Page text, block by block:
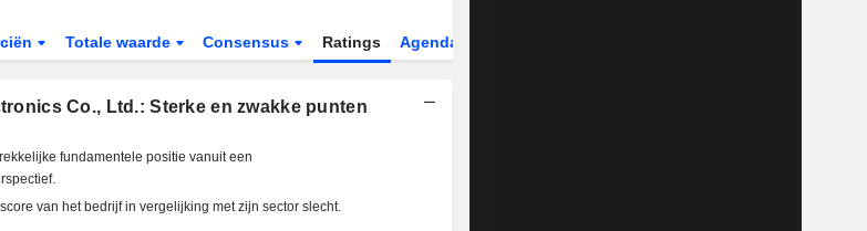
Totale waarde Consensus Ratings Agenda
Co., Ltd.: Sterke en zwakke punten
fundamentele positie vanuit een
van het bedrijf in vergelijking met zijn sector slecht.